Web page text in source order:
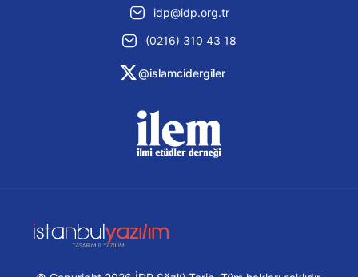
idp@idp.org.tr
(0216) 310 43 18
@islamcidergiler